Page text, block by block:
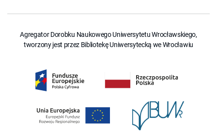
Agregator Dorobku Naukowego Uniwersytetu Wrocławskiego,
tworzony jest przez Bibliotekę Uniwersytecką we Wrocławiu